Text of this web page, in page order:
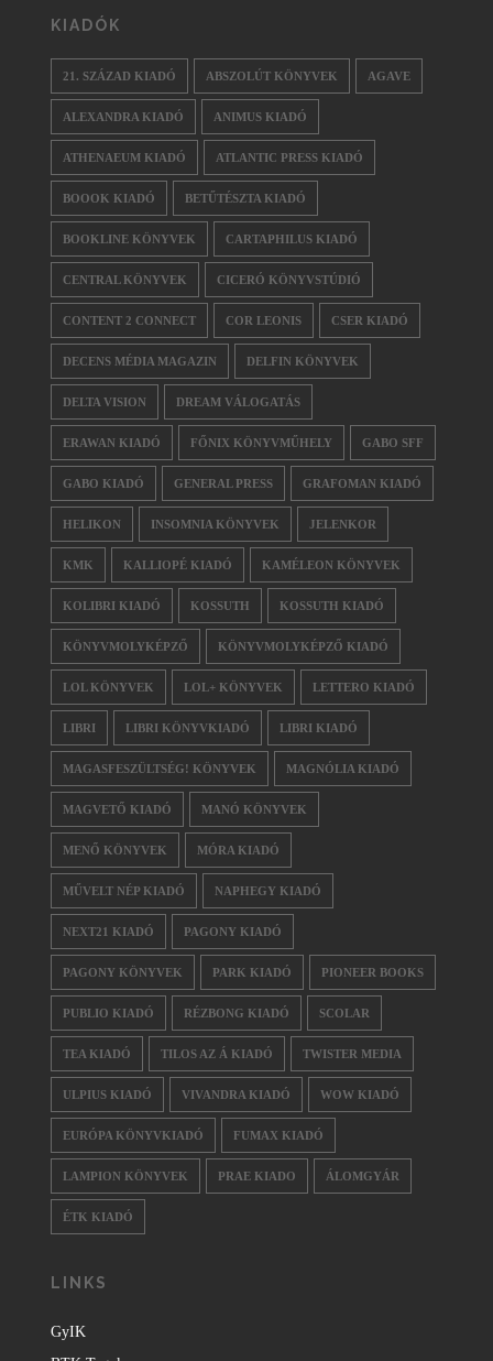
KIADÓK
21. SZÁZAD KIADÓ ABSZOLÚT KÖNYVEK AGAVE
ALEXANDRA KIADÓ ANIMUS KIADÓ
ATHENAEUM KIADÓ ATLANTIC PRESS KIADÓ
BOOOK KIADÓ BETŰTÉSZTA KIADÓ
BOOKLINE KÖNYVEK CARTAPHILUS KIADÓ
CENTRAL KÖNYVEK CICERÓ KÖNYVSTÚDIÓ
CONTENT 2 CONNECT COR LEONIS CSER KIADÓ
DECENS MÉDIA MAGAZIN DELFIN KÖNYVEK
DELTA VISION DREAM VÁLOGATÁS
ERAWAN KIADÓ FŐNIX KÖNYVMŰHELY GABO SFF
GABO KIADÓ GENERAL PRESS GRAFOMAN KIADÓ
HELIKON INSOMNIA KÖNYVEK JELENKOR
KMK KALLIOPÉ KIADÓ KAMÉLEON KÖNYVEK
KOLIBRI KIADÓ KOSSUTH KOSSUTH KIADÓ
KÖNYVMOLYKÉPZŐ KÖNYVMOLYKÉPZŐ KIADÓ
LOL KÖNYVEK LOL+ KÖNYVEK LETTERO KIADÓ
LIBRI LIBRI KÖNYVKIADÓ LIBRI KIADÓ
MAGASFESZÜLTSÉG! KÖNYVEK MAGNÓLIA KIADÓ
MAGVETŐ KIADÓ MANÓ KÖNYVEK
MENŐ KÖNYVEK MÓRA KIADÓ
MŰVELT NÉP KIADÓ NAPHEGY KIADÓ
NEXT21 KIADÓ PAGONY KIADÓ
PAGONY KÖNYVEK PARK KIADÓ PIONEER BOOKS
PUBLIO KIADÓ RÉZBONG KIADÓ SCOLAR
TEA KIADÓ TILOS AZ Á KIADÓ TWISTER MEDIA
ULPIUS KIADÓ VIVANDRA KIADÓ WOW KIADÓ
EURÓPA KÖNYVKIADÓ FUMAX KIADÓ
LAMPION KÖNYVEK PRAE KIADO ÁLOMGYÁR
ÉTK KIADÓ
LINKS
GyIK